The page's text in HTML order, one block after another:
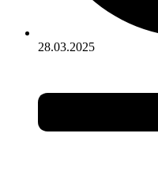
28.03.2025